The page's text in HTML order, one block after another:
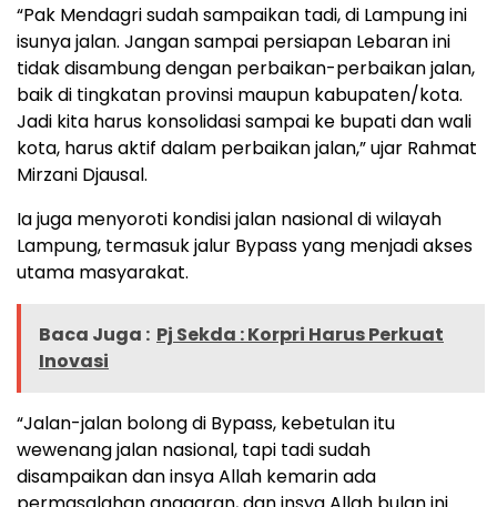
“Pak Mendagri sudah sampaikan tadi, di Lampung ini
isunya jalan. Jangan sampai persiapan Lebaran ini
tidak disambung dengan perbaikan-perbaikan jalan,
baik di tingkatan provinsi maupun kabupaten/kota.
Jadi kita harus konsolidasi sampai ke bupati dan wali
kota, harus aktif dalam perbaikan jalan,” ujar Rahmat
Mirzani Djausal.
Ia juga menyoroti kondisi jalan nasional di wilayah
Lampung, termasuk jalur Bypass yang menjadi akses
utama masyarakat.
Baca Juga : Pj Sekda : Korpri Harus Perkuat
Inovasi
“Jalan-jalan bolong di Bypass, kebetulan itu
wewenang jalan nasional, tapi tadi sudah
disampaikan dan insya Allah kemarin ada